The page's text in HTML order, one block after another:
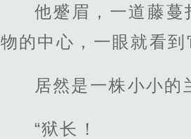
他蹙眉，一道藤
物的中心，一眼就看到
居然是一株小小的
“狱长！